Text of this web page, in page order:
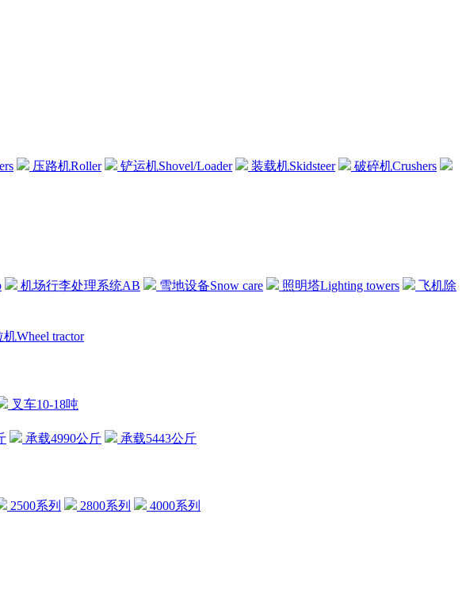
压路机Roller 铲运机Shovel/Loader 装载机Skidsteer
破碎机Crushers
机场行李处理系统AB 雪地设备Snow care 照明塔Lighting towers
飞机除
Wheel tractor
叉车10-18吨
承载4990公斤
承载5443公斤
2500系列 2800系列 4000系列